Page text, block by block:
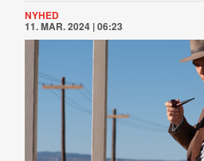
NYHED
11. MAR. 2024 | 06:23